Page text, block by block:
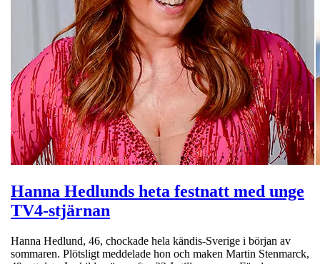
Hanna Hedlunds heta festnatt med unge
TV4-stjärnan
Hanna Hedlund, 46, chockade hela kändis-Sverige i början av
sommaren. Plötsligt meddelade hon och maken Martin Stenmarck,